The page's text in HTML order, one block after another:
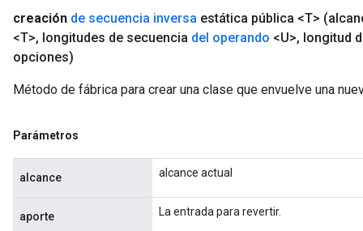
creación de secuencia inversa estática pública <T>
<T>, longitudes de secuencia del operando <U>, longitud
opciones)
Método de fábrica para crear una clase que envuelve una
Parámetros
alcance alcance actual
aporte La entrada para revertir.